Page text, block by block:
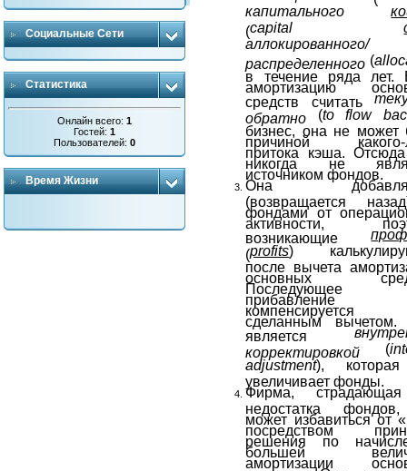
Социальные Сети
Статистика
Онлайн всего:1
Гостей:1
Пользователей:0
Время Жизни
капитального
(capital
аллокированного/
распределенного (
в течение ряда лет.
амортизацию
средств считать
обратно (to flow
бизнес, она не может
причиной какого-
притока кэша.
никогда не
источником фондов.
Она
(возвращается
фондами от
активности,
возникающие
(profits)
после вычета
основных
Последующее
прибавление
компенсируется
сделанным
является
корректировкой (
adjustment),
увеличивает фонды.
Фирма,
недостатка
может избавиться от
посредством
решения по
большей
амортизации